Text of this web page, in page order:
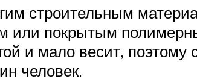
строительным
или покрытым
и мало весит, поэтому
человек.